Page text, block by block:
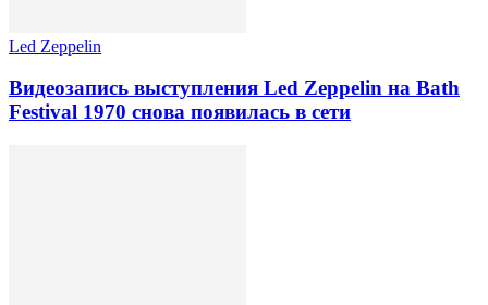
Led Zeppelin
Видеозапись выступления Led Zeppelin на Bath
Festival 1970 снова появилась в сети